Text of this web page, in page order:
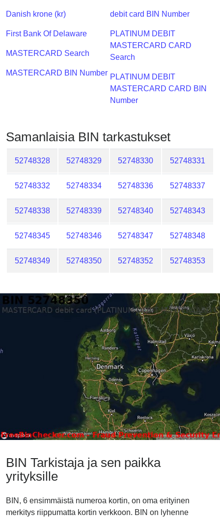
Danish krone (kr)
First Bank Of Delaware
MASTERCARD Search
MASTERCARD BIN Number
debit card BIN Number
PLATINUM DEBIT
MASTERCARD CARD
Search
PLATINUM DEBIT
MASTERCARD CARD BIN
Number
Samanlaisia ​​BIN tarkastukset
52748328 52748329 52748330 52748331
52748332 52748334 52748336 52748337
52748338 52748339 52748340 52748343
52748345 52748346 52748347 52748348
52748349 52748350 52748352 52748353
BIN Tarkistaja ja sen paikka
yrityksille
BIN, 6 ensimmäistä numeroa kortin, on oma erityinen
merkitys riippumatta kortin verkkoon. BIN on lyhenne